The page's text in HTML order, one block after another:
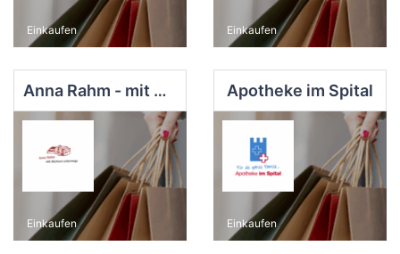
Einkaufen Einkaufen
Anna Rahm - mit Büchern unterwegs
Einkaufen
Apotheke im Spital
Einkaufen